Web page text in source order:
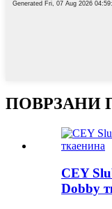
ПОВРЗАНИ
CEY
Dobby